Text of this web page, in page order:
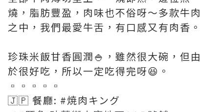
燒，脂肪豐盈，肉味也不俗呀～多款牛肉
之中，我們最愛牛舌，有口感又有肉香。
珍珠米飯甘香圓潤🍚，雖然很大碗，但由
於很好吃，所以一定吃得完呀😆。
▫▫▫▫▫
🇯🇵 餐廳: #焼肉キング